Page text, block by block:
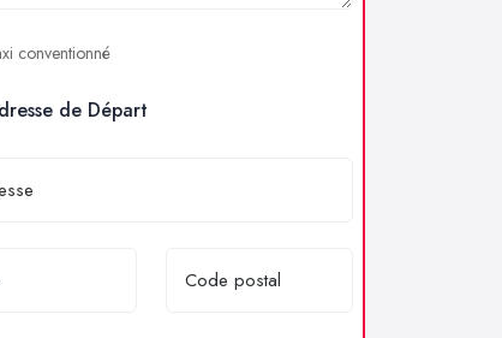
conventionné
de Départ